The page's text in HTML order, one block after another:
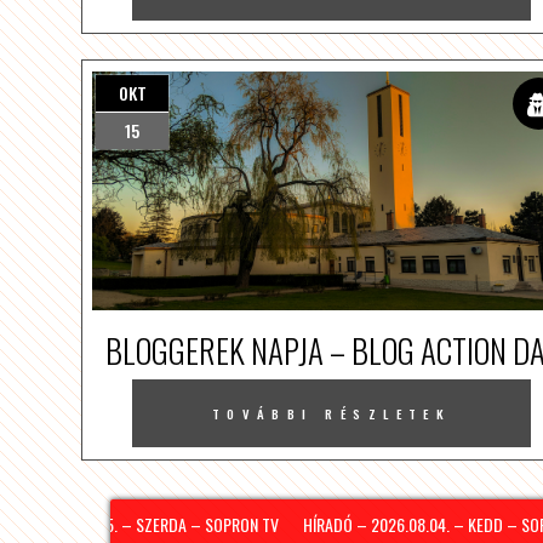
OKT
15
BLOGGEREK NAPJA – BLOG ACTION
TOVÁBBI RÉSZLETEK
– 2026.08.05. – SZERDA – SOPRON TV HÍRADÓ – 2026.08.04. – KEDD –